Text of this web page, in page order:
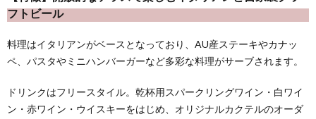
フトビール
料理はイタリアンがベースとなっており、AU産ステーキやカナッ
ペ、パスタやミニハンバーガーなど多彩な料理がサーブされます。
ドリンクはフリースタイル。乾杯用スパークリングワイン・白ワイ
ン・赤ワイン・ウイスキーをはじめ、オリジナルカクテルのオーダ